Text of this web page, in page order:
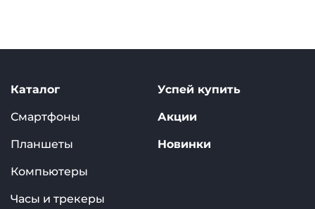
Каталог
Смартфоны
Планшеты
Компьютеры
Часы и трекеры
Успей купить
Акции
Новинки